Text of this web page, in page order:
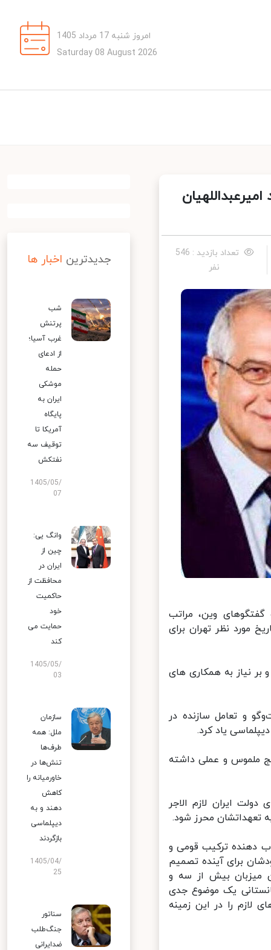
امروز شنبه 17 مرداد 1405
Saturday 08 August 2026
تعداد بازدید : 546
نفر
وین، مراتب
مورد نظر تهران برای
نیاز به همکاری های
و تعامل سازنده در
یاد کرد.
ملموس و عملی داشته
ایران لازم الاجر
تعهداتشان محرز شود.
دهنده ترکیب قومی و
برای آینده تصمیم
میزبان بیش از سه و
یک موضوع جدی
را در این زمینه
جدیدترین اخبار ها
شب
پرتنش
غرب آسیا؛
از ادعای
حمله
موشکی
ایران به
پایگاه
آمریکا تا
توقیف سه
نفتکش
1405/05/
07
وانگ یی:
چین از
ایران در
محافظت از
حاکمیت
خود
حمایت می
کند
1405/05/
03
سازمان
ملل: همه
طرف‌ها
تنش‌ها در
خاورمیانه را
کاهش
دهند و به
دیپلماسی
بازگردند
1405/04/
25
سناتور
جنگ‌طلب
ضدایرانی